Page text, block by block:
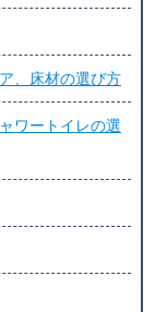
、床材の選び方
ワートイレの選